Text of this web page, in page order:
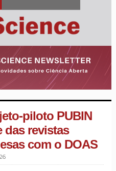
piloto PUBIN
das revistas
com o DOAS